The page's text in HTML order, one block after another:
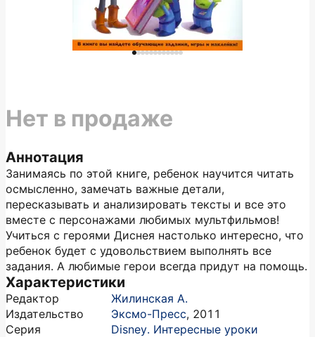
Аннотация
Занимаясь по этой книге, ребенок научится читать
осмысленно, замечать важные детали,
пересказывать и анализировать тексты и все это
вместе с персонажами любимых мультфильмов!
Учиться с героями Диснея настолько интересно, что
ребенок будет с удовольствием выполнять все
задания. А любимые герои всегда придут на помощь.
Характеристики
Редактор
Жилинская А.
Издательство
Эксмо-Пресс, 2011
Серия
Disney. Интересные уроки
Нет в продаже